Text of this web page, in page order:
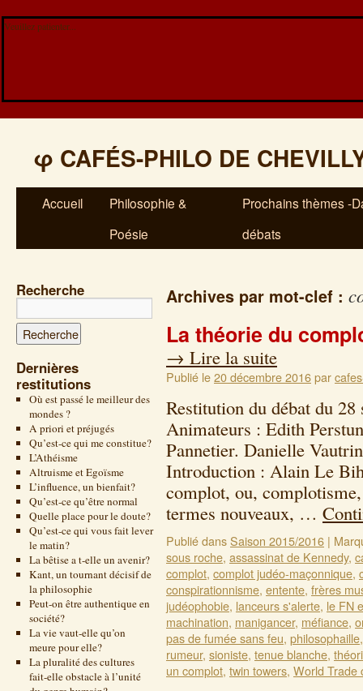
Veuillez patienter...
φ CAFÉS-PHILO DE
Accueil
Philosophie &
Poésie
Prochains thèmes -
débats
Recherche
Dernières
restitutions
Où est passé le meilleur des
mondes ?
A priori et préjugés
Qu’est-ce qui me constitue?
L’Athéisme
Altruisme et Egoïsme
L’influence, un bienfait?
Qu’est-ce qu’être normal
Quelle place pour le doute?
Qu’est-ce qui vous fait lever
le matin?
La bêtise a t-elle un avenir?
Kant, un tournant décisif de
la philosophie
Peut-on être authentique en
société?
La vie vaut-elle qu’on
meure pour elle?
La pluralité des cultures
fait-elle obstacle à l’unité
Archives par mot-clef :
La théorie du
→ Lire la suite
Publié le20 décembre 2016par
Restitution du débat du
Animateurs : Edith
Pannetier. Danielle
Introduction : Alain Le
complot, ou,
termes nouveaux, …
Publié dansSaison 2015/2016 |
sous roche, assassinat de Kennedy,
complot, complot judéo-maçonnique,
conspirationnisme, entente, frères
judéophobie, lanceurs s'alerte, le FN
machination, manigancer, méfiance,
pas de fumée sans feu, philosophaille
rumeur, sioniste, tenue blanche,
un complot, twin towers, World Trade